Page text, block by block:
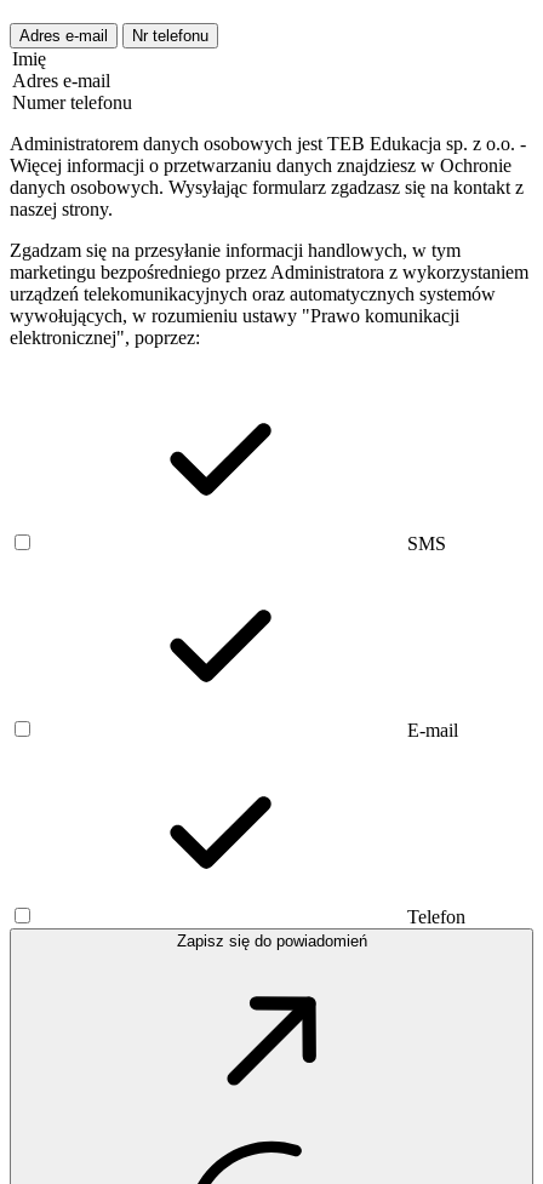
Adres e-mail Nr telefonu
Imię
Adres e-mail
Numer telefonu
Administratorem danych osobowych jest TEB Edukacja sp. z o.o. -
Więcej informacji o przetwarzaniu danych znajdziesz w Ochronie
danych osobowych. Wysyłając formularz zgadzasz się na kontakt z
naszej strony.
Zgadzam się na przesyłanie informacji handlowych, w tym
marketingu bezpośredniego przez Administratora z wykorzystaniem
urządzeń telekomunikacyjnych oraz automatycznych systemów
wywołujących, w rozumieniu ustawy "Prawo komunikacji
elektronicznej", poprzez:
SMS
E-mail
Telefon
Zapisz się do powiadomień